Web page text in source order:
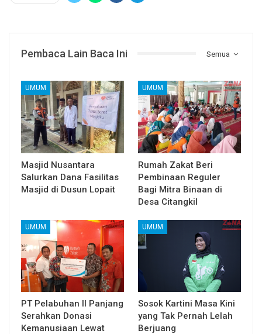
Semua
Pembaca Lain Baca Ini
UMUM
Masjid Nusantara
Salurkan Dana Fasilitas
Masjid di Dusun Lopait
UMUM
Rumah Zakat Beri
Pembinaan Reguler
Bagi Mitra Binaan di
Desa Citangkil
UMUM
PT Pelabuhan II Panjang
Serahkan Donasi
Kemanusiaan Lewat
UMUM
Sosok Kartini Masa Kini
yang Tak Pernah Lelah
Berjuang